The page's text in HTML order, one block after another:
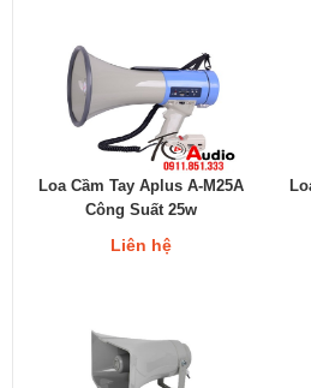
Loa Cầm Tay Aplus A-M25A
Công Suất 25w
Liên hệ